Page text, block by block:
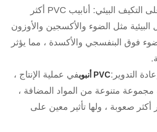
4. سوء القدرة على التكيف البيئي: أنابيب PVC أكثر
مثل الضوء والأكسجين والأوزون
فوق البنفسجي والأكسدة ، مما يؤثر
PVC أنبوب
في عملية الإنتاج ،
مجموعة متنوعة من المواد المضافة ،
أكثر صعوبة ، ولها تأثير معين على